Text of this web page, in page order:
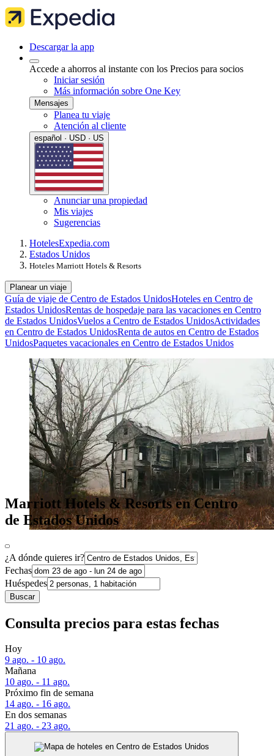
Descargar la app
Accede a ahorros al instante con los Precios para socios
Iniciar sesión
Más información sobre One Key
Mensajes
Planea tu viaje
Atención al cliente
español · USD · US
Anunciar una propiedad
Mis viajes
Sugerencias
HotelesExpedia.com
Estados Unidos
Hoteles Marriott Hotels & Resorts
Planear un viaje
Guía de viaje de Centro de Estados UnidosHoteles en Centro de
Estados UnidosRentas de hospedaje para las vacaciones en Centro
de Estados UnidosVuelos a Centro de Estados UnidosActividades
en Centro de Estados UnidosRenta de autos en Centro de Estados
UnidosPaquetes vacacionales en Centro de Estados Unidos
Marriott Hotels & Resorts en Centro
de Estados Unidos
¿A dónde quieres ir?
Fechas
Huéspedes
Buscar
Consulta precios para estas fechas
Hoy
9 ago. - 10 ago.
Mañana
10 ago. - 11 ago.
Próximo fin de semana
14 ago. - 16 ago.
En dos semanas
21 ago. - 23 ago.